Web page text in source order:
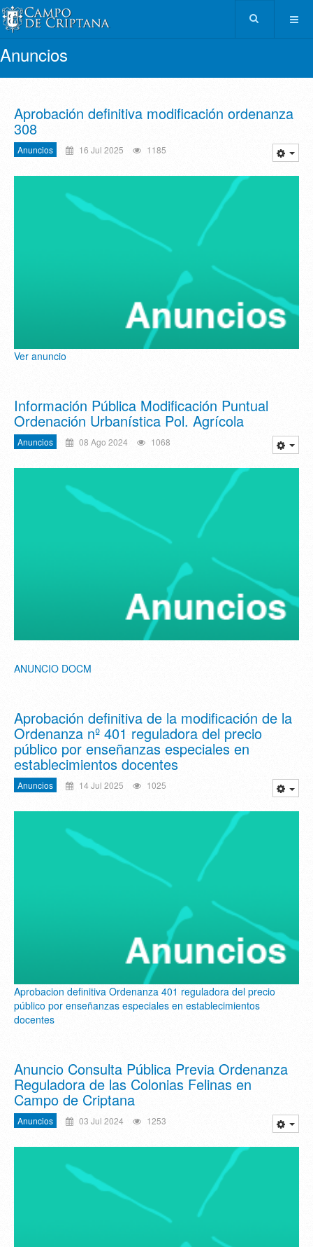
Anuncios
Aprobación definitiva modificación ordenanza
308
Anuncios 16 Jul 2025 1185
Ver anuncio
Información Pública Modificación Puntual
Ordenación Urbanística Pol. Agrícola
Anuncios 08 Ago 2024 1068
ANUNCIO DOCM
Aprobación definitiva de la modificación de la
Ordenanza nº 401 reguladora del precio
público por enseñanzas especiales en
establecimientos docentes
Anuncios 14 Jul 2025 1025
Aprobacion definitiva Ordenanza 401 reguladora del precio
público por enseñanzas especiales en establecimientos
docentes
Anuncio Consulta Pública Previa Ordenanza
Reguladora de las Colonias Felinas en
Campo de Criptana
Anuncios 03 Jul 2024 1253